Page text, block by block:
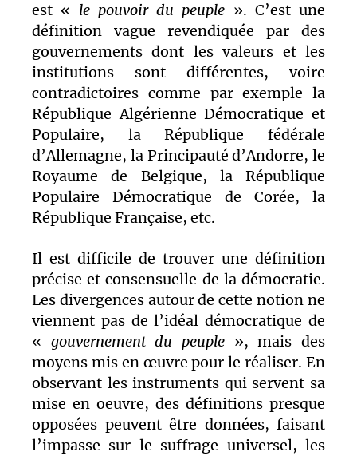
est « le pouvoir du peuple ». C’est une
définition vague revendiquée par des
gouvernements dont les valeurs et les
institutions sont différentes, voire
contradictoires comme par exemple la
République Algérienne Démocratique et
Populaire, la République fédérale
d’Allemagne, la Principauté d’Andorre, le
Royaume de Belgique, la République
Populaire Démocratique de Corée, la
République Française, etc.
Il est difficile de trouver une définition
précise et consensuelle de la démocratie.
Les divergences autour de cette notion ne
viennent pas de l’idéal démocratique de
« gouvernement du peuple », mais des
moyens mis en œuvre pour le réaliser. En
observant les instruments qui servent sa
mise en oeuvre, des définitions presque
opposées peuvent être données, faisant
l’impasse sur le suffrage universel, les